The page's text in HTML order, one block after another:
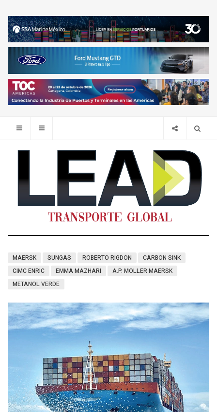
MAERSK SUNGAS ROBERTO RIGDON
CARBON SINK
CIMC ENRIC
EMMA MAZHARI
A.P. MOLLER MAERSK
METANOL VERDE